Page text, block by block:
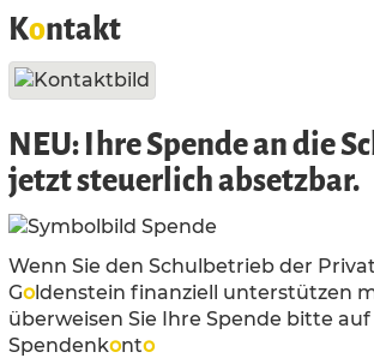
Kontakt
NEU: Ihre Spende an die
jetzt steuerlich absetzbar.
Wenn Sie den Schulbetrieb der
Goldenstein finanziell unterstützen
überweisen Sie Ihre Spende bitte auf
Spendenkonto